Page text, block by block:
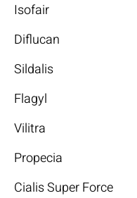
Isofair
Diflucan
Sildalis
Flagyl
Vilitra
Propecia
Cialis Super Force